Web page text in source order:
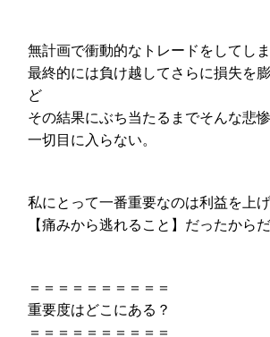
無計画で衝動的なトレードをしてし
最終的には負け越してさらに損失を
ど
その結果にぶち当たるまでそんな悲
一切目に入らない。
私にとって一番重要なのは利益を上
【痛みから逃れること】だったからだ
＝＝＝＝＝＝＝＝＝＝
重要度はどこにある？
＝＝＝＝＝＝＝＝＝＝